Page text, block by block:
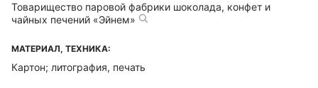
Товарищество паровой фабрики шоколада, конфет и
чайных печений «Эйнем»
МАТЕРИАЛ, ТЕХНИКА:
Картон; литография, печать